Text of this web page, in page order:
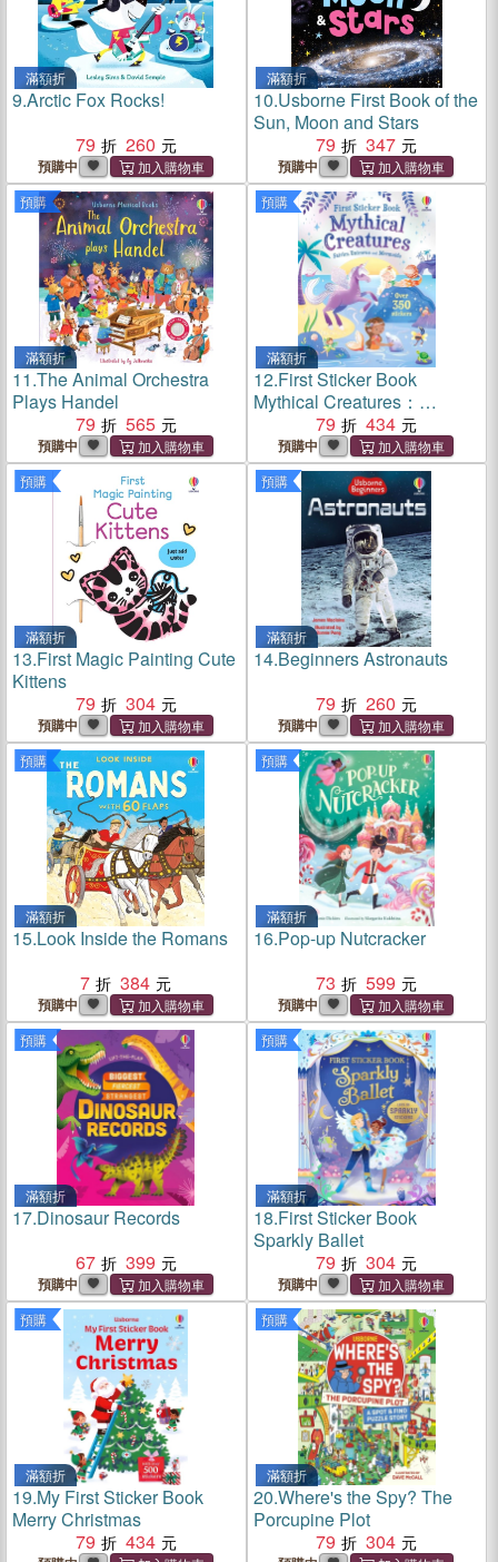
滿額折
9.Arctic Fox Rocks!
79
260
預購中
滿額折
10.Usborne First Book of the
Sun, Moon and Stars
79
347
預購中
預購
滿額折
11.The Animal Orchestra
Plays Handel
79
565
預購中
預購
滿額折
12.First Sticker Book
Mythical Creatures：
Mermaids, Unicorns and
Fairies
79 434
預購中
預購
滿額折
13.First Magic Painting Cute
Kittens
79
304
預購中
預購
滿額折
14.Beginners Astronauts
79
260
預購中
預購
滿額折
15.Look Inside the Romans
7
384
預購中
預購
滿額折
16.Pop-up Nutcracker
73
599
預購中
預購
滿額折
17.Dinosaur Records
67
399
預購中
預購
滿額折
18.First Sticker Book
Sparkly Ballet
79
304
預購中
預購
滿額折
19.My First Sticker Book
Merry Christmas
79
434
預購
滿額折
20.Where's the Spy? The
Porcupine Plot
79
304